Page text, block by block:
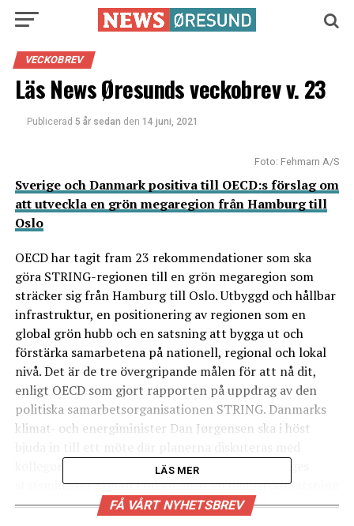
VECKOBREV
Läs News Øresunds veckobrev v. 23
Publicerad 5 år sedan den 14 juni, 2021
Foto: Fehmarn A/S
Sverige och Danmark positiva till OECD:s förslag om
att utveckla en grön megaregion från Hamburg till
Oslo
OECD har tagit fram 23 rekommendationer som ska
göra STRING-regionen till en grön megaregion som
sträcker sig från Hamburg till Oslo. Utbyggd och hållbar
infrastruktur, en positionering av regionen som en
global grön hubb och en satsning att bygga ut och
förstärka samarbetena på nationell, regional och lokal
nivå. Det är de tre övergripande målen för att nå dit,
enligt OECD som gjort rapporten på uppdrag av den
politiska samarbetsorganisationen STRING. Danmarks
klimat- och energiminister Dan Jørgensen ska i höst
kollegor från Tyskland, Sverige och Norge. Sveriges
statsminister Stefan Löfven lovar en helhjärtad satsning
på den gröna megaregionen.
LÄS MER
FÅ VÅRT NYHETSBREV